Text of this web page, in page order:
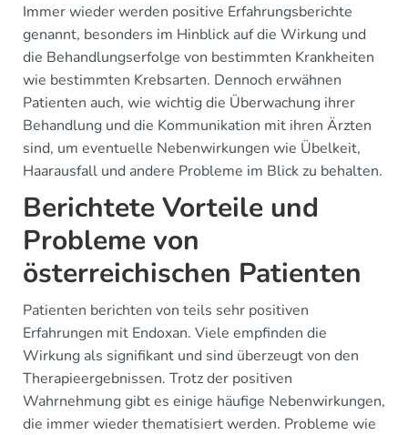
Immer wieder werden positive Erfahrungsberichte
genannt, besonders im Hinblick auf die Wirkung und
die Behandlungserfolge von bestimmten Krankheiten
wie bestimmten Krebsarten. Dennoch erwähnen
Patienten auch, wie wichtig die Überwachung ihrer
Behandlung und die Kommunikation mit ihren Ärzten
sind, um eventuelle Nebenwirkungen wie Übelkeit,
Haarausfall und andere Probleme im Blick zu behalten.
Berichtete Vorteile und
Probleme von
österreichischen Patienten
Patienten berichten von teils sehr positiven
Erfahrungen mit Endoxan. Viele empfinden die
Wirkung als signifikant und sind überzeugt von den
Therapieergebnissen. Trotz der positiven
Wahrnehmung gibt es einige häufige Nebenwirkungen,
die immer wieder thematisiert werden. Probleme wie